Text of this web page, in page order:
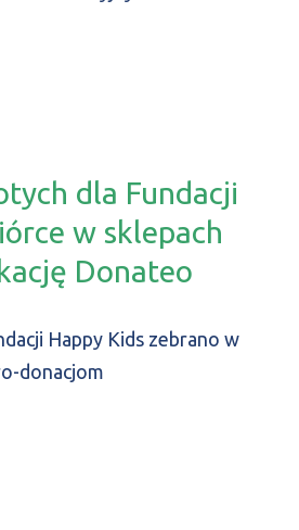
dla Fundacji
w sklepach
Donateo
Happy Kids zebrano w
donacjom